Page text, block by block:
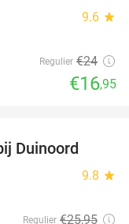
9.6 star
Regulier €24
€16,95
Duinoord
9.8 star
Regulier €25,95